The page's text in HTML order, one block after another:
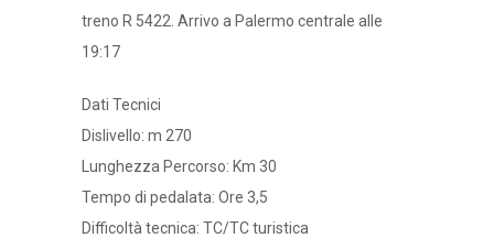
treno R 5422. Arrivo a Palermo centrale alle
19:17
Dati Tecnici
Dislivello: m 270
Lunghezza Percorso: Km 30
Tempo di pedalata: Ore 3,5
Difficoltà tecnica: TC/TC turistica